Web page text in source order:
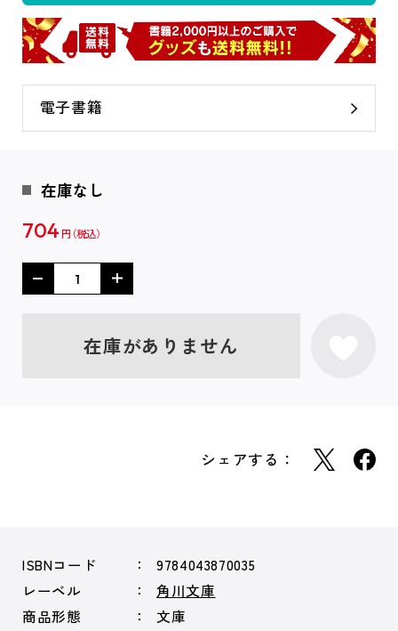
電子書籍
在庫なし
704 円
在庫がありません
シェアする：
ISBNコード
9784043870035
レーベル
角川文庫
商品形態
文庫